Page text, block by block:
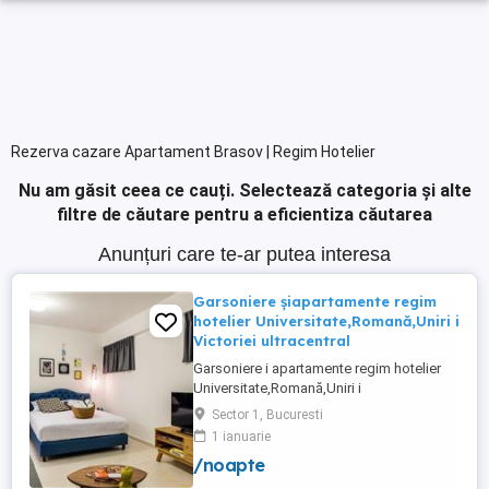
Rezerva cazare Apartament Brasov | Regim Hotelier
Nu am găsit ceea ce cauți. Selectează categoria și alte
filtre de căutare pentru a eficientiza căutarea
Anunțuri care te-ar putea interesa
Garsoniere șiapartamente regim
hotelier Universitate,Romană,Uniri i
Victoriei ultracentral
Garsoniere i apartamente regim hotelier
Universitate,Romană,Uniri i
Victoriei,renovate recent i utilate complet.
Preț: De la 120-200 lei pentru 3 ore Preț
garsoniere 120-200 lei pentru noapte Preț
apartamente 200-300 lei pentru noapte
Sector 1, Bucuresti
1 ianuarie
/noapte